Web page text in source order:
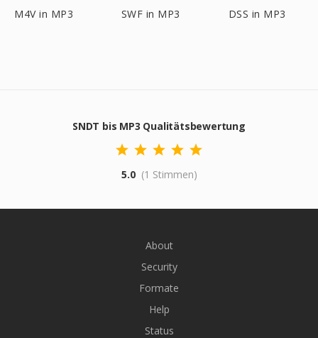
M4V in MP3 SWF in MP3 DSS in MP3
SNDT bis MP3 Qualitätsbewertung
5.0 (1 Stimmen)
About
Security
Formate
Help
Status